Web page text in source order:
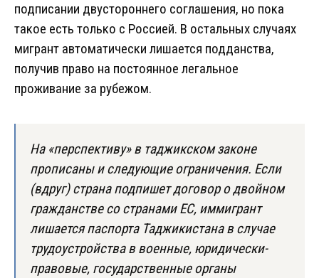
подписании двустороннего соглашения, но пока
такое есть только с Россией. В остальных случаях
мигрант автоматически лишается подданства,
получив право на постоянное легальное
проживание за рубежом.
На «перспективу» в таджикском законе
прописаны и следующие ограничения. Если
(вдруг) страна подпишет договор о двойном
гражданстве со странами ЕС, иммигрант
лишается паспорта Таджикистана в случае
трудоустройства в военные, юридически-
правовые, государственные органы